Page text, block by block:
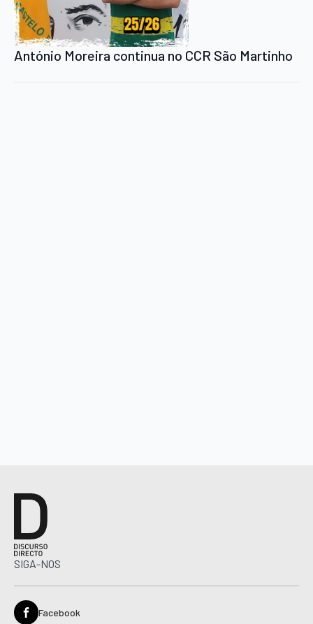
António Moreira continua no CCR São Martinho
SIGA-NOS
Facebook